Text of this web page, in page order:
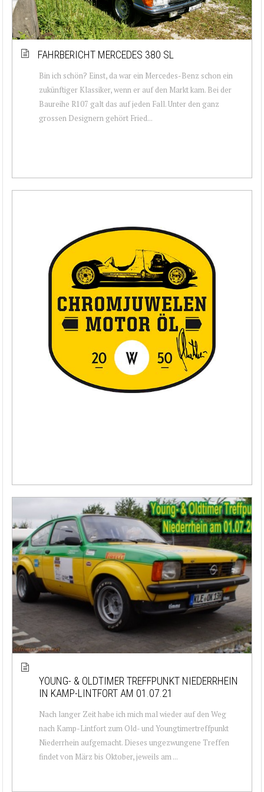
FAHRBERICHT MERCEDES 380 SL
Bin ich schön? Einst, da war ein Mercedes-Benz schon ein
zukünftiger Klassiker, wenn er auf den Markt kam. Bei der
Baureihe R107 galt das auf jeden Fall. Unter den ganz
grossen Designern gehört Fried...
YOUNG- & OLDTIMER TREFFPUNKT NIEDERRHEIN
IN KAMP-LINTFORT AM 01.07.21
Nach langer Zeit habe ich mich mal wieder auf den Weg
nach Kamp-Lintfort zum Old- und Youngtimertreffpunkt
Niederrhein aufgemacht. Dieses ungezwungene Treffen
findet von März bis Oktober, jeweils am ...